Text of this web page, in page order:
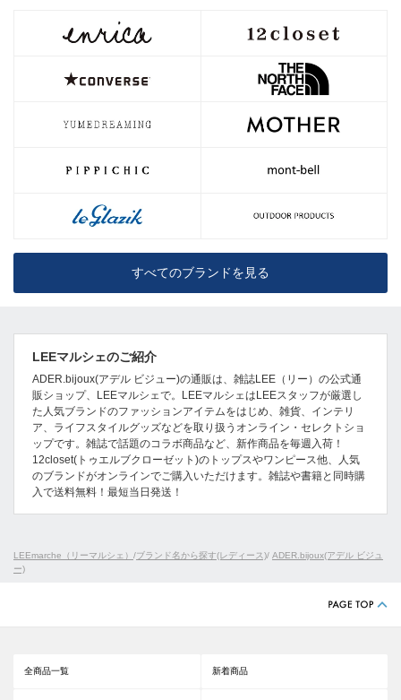
すべてのブランドを見る
LEEマルシェのご紹介
ADER.bijoux(アデル ビジュー)の通販は、雑誌LEE（リー）の公式通
販ショップ、LEEマルシェで。LEEマルシェはLEEスタッフが厳選し
た人気ブランドのファッションアイテムをはじめ、雑貨、インテリ
ア、ライフスタイルグッズなどを取り扱うオンライン・セレクトショ
ップです。雑誌で話題のコラボ商品など、新作商品を毎週入荷！
12closet(トゥエルブクローゼット)のトップスやワンピース他、人気
のブランドがオンラインでご購入いただけます。雑誌や書籍と同時購
入で送料無料！最短当日発送！
LEEmarche（リーマルシェ） /ブランド名から探す(レディース)/ ADER.bijoux(アデル ビジュ
ー)
全商品一覧 新着商品